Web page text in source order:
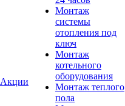
Акции
Монтаж
системы
отопления под
ключ
Монтаж
котельного
оборудования
Монтаж теплого
пола